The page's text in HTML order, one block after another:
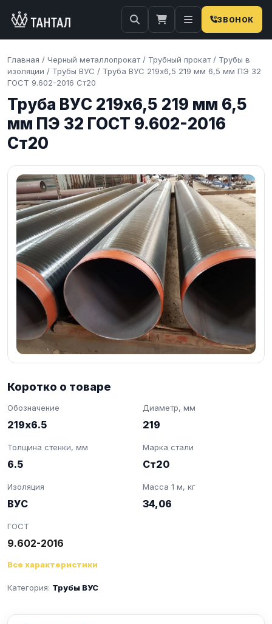
ЗВОНОК
Главная / Черный металлопрокат / Трубный прокат / Трубы в
изоляции / Трубы ВУС / Труба ВУС 219х6,5 219 мм 6,5 мм ПЭ 32
ГОСТ 9.602-2016 Ст20
Труба ВУС 219х6,5 219 мм 6,5
мм ПЭ 32 ГОСТ 9.602-2016
Ст20
Коротко о товаре
Обозначение
219х6.5
Диаметр, мм
219
Толщина стенки, мм
6.5
Марка стали
Ст20
Изоляция
ВУС
Масса 1 м, кг
34,06
ГОСТ
9.602-2016
Все характеристики
Категория: Трубы ВУС